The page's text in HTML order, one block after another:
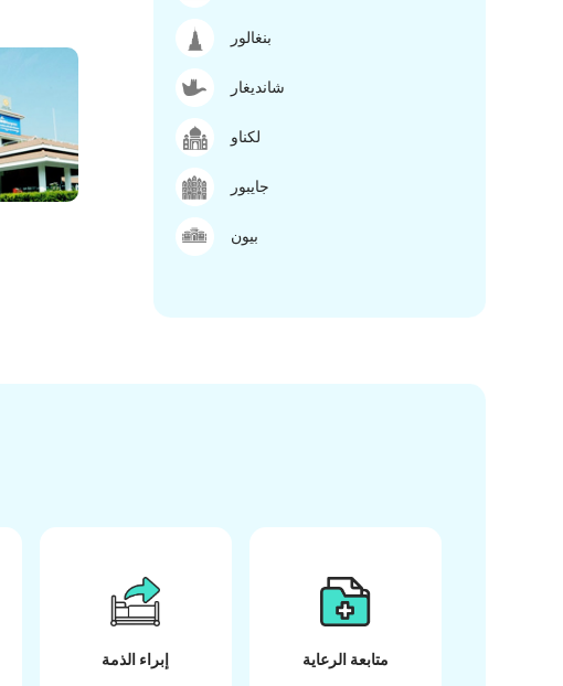
بنغالور
شانديغار
لكناو
جايبور
بيون
إبراء الذمة متابعة الرعاية